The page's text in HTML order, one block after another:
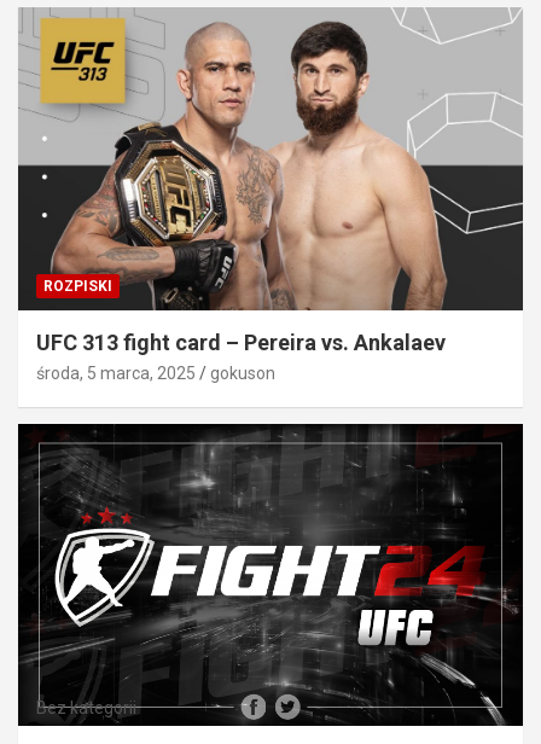
ROZPISKI
UFC 313 fight card – Pereira vs. Ankalaev
środa, 5 marca, 2025 gokuson
Bez kategorii